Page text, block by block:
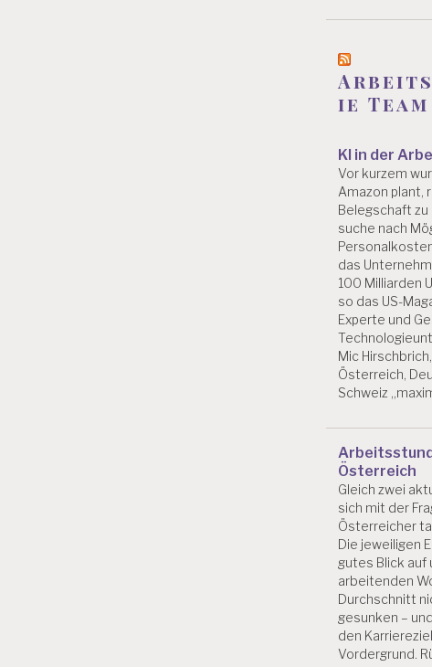
ie Team
KI in der
Vor kurzem
Amazon plant,
Belegschaft zu
suche nach
das
100 Milliarden
so das US-
Experte und
Mic
Österreich,
Schweiz
Österreich
Gleich zwei
sich mit der
Österreicher
Die jeweiligen
gutes Blick auf
arbeitenden
Durchschnitt
gesunken –
den
Vordergrund.